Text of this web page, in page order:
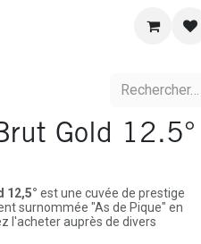
Gold 12.5°
12,5° est une cuvée de prestige
surnommée "As de Pique" en
l'acheter auprès de divers